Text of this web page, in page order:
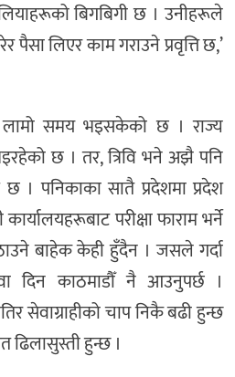
बिगबिगी छ । उनीहरूले
पैसा लिएर काम गराउने प्रवृत्ति छ,’
समय भइसकेको छ । राज्य
छ । तर, त्रिवि भने अझै पनि
। पनिकाका सातै प्रदेशमा प्रदेश
परीक्षा फाराम भर्ने
बाहेक केही हुँदैन । जसले गर्दा
दिन काठमाडौँ नै आउनुपर्छ ।
सेवाग्राहीको चाप निकै बढी हुन्छ
ढिलासुस्ती हुन्छ ।